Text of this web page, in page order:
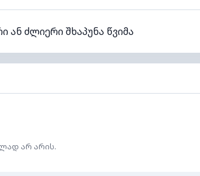
ან ძლიერი შხაპუნა წვიმა
არ არის.